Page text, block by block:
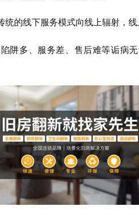
统的线下服务模式向线上辐射，
阱多、服务差、售后难等诟病